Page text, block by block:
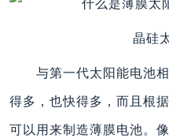
晶硅
与第一代太阳能电池相
得多，也快得多，而且根
可以用来制造薄膜电池。